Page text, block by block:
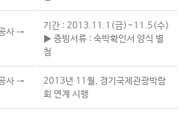
사 →
기간 : 2013.11.1(금)~11.5(수)
▶ 증빙서류 : 숙박확인서 양식 별
첨
사 →
2013년 11월, 경기국제관광박람
회 연계 시행